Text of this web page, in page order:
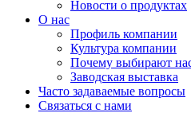
Новости о продуктах
О нас
Профиль компании
Культура компании
Почему выбирают
Заводская выставка
Часто задаваемые вопросы
Связаться с нами